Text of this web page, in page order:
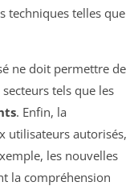
techniques telles que
ne doit permettre de
tels que les
. Enfin, la
utilisateurs autorisés,
les nouvelles
la compréhension